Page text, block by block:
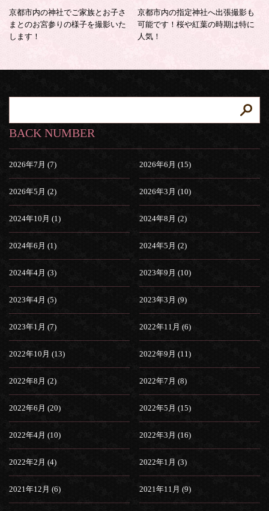
京都市内の神社でご家族とお子さ
まとのお宮参りの様子を撮影いた
します！
京都市内の指定神社へ出張撮影も
可能です！桜や紅葉の時期は特に
人気！
BACK NUMBER
2026年7月 (7) 2026年6月 (15)
2026年5月 (2) 2026年3月 (10)
2024年10月 (1) 2024年8月 (2)
2024年6月 (1) 2024年5月 (2)
2024年4月 (3) 2023年9月 (10)
2023年4月 (5) 2023年3月 (9)
2023年1月 (7) 2022年11月 (6)
2022年10月 (13) 2022年9月 (11)
2022年8月 (2) 2022年7月 (8)
2022年6月 (20) 2022年5月 (15)
2022年4月 (10) 2022年3月 (16)
2022年2月 (4) 2022年1月 (3)
2021年12月 (6) 2021年11月 (9)